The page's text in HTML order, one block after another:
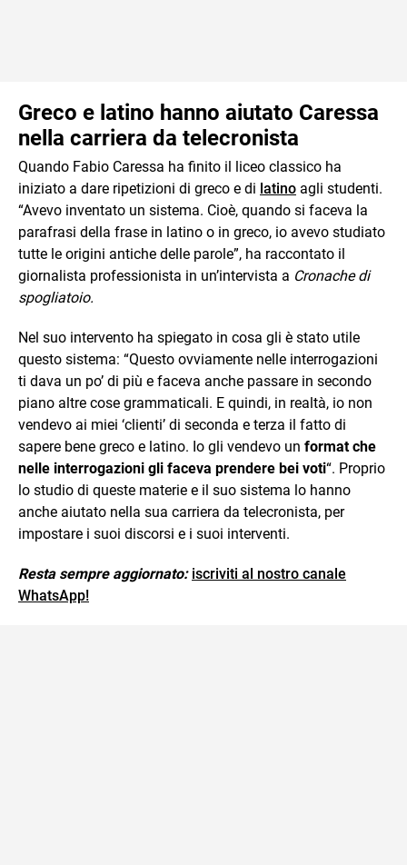
Greco e latino hanno aiutato Caressa
nella carriera da telecronista
Quando Fabio Caressa ha finito il liceo classico ha
iniziato a dare ripetizioni di greco e di latino agli studenti.
“Avevo inventato un sistema. Cioè, quando si faceva la
parafrasi della frase in latino o in greco, io avevo studiato
tutte le origini antiche delle parole”, ha raccontato il
giornalista professionista in un’intervista a Cronache di
spogliatoio.
Nel suo intervento ha spiegato in cosa gli è stato utile
questo sistema: “Questo ovviamente nelle interrogazioni
ti dava un po’ di più e faceva anche passare in secondo
piano altre cose grammaticali. E quindi, in realtà, io non
vendevo ai miei ‘clienti’ di seconda e terza il fatto di
sapere bene greco e latino. Io gli vendevo un format che
nelle interrogazioni gli faceva prendere bei voti“. Proprio
lo studio di queste materie e il suo sistema lo hanno
anche aiutato nella sua carriera da telecronista, per
impostare i suoi discorsi e i suoi interventi.
Resta sempre aggiornato: iscriviti al nostro canale
WhatsApp!